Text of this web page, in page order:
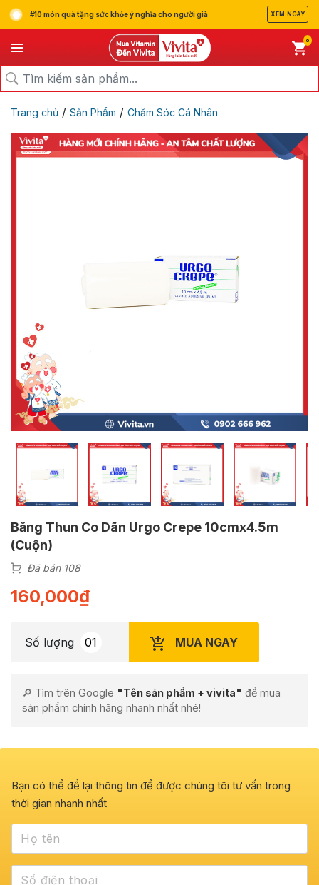
#10 món quà tặng sức khỏe ý nghĩa cho người già XEM NGAY
0
Trang chủ / Sản Phẩm / Chăm Sóc Cá Nhân
Băng Thun Co Dãn Urgo Crepe 10cmx4.5m
(Cuộn)
Đã bán 108
160,000₫
Số lượng MUA NGAY
🔎 Tìm trên Google "Tên sản phẩm + vivita" để mua
sản phẩm chính hãng nhanh nhất nhé!
Bạn có thể để lại thông tin để được chúng tôi tư vấn trong
thời gian nhanh nhất